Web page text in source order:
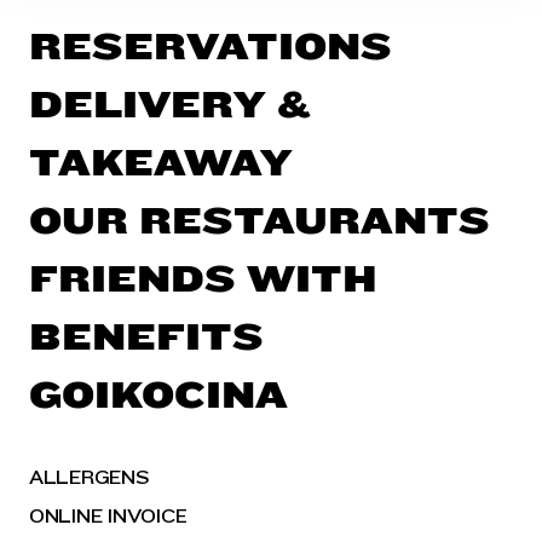
RESERVATIONS
DELIVERY &
TAKEAWAY
OUR RESTAURANTS
FRIENDS WITH
BENEFITS
GOIKOCINA
ALLERGENS
ONLINE INVOICE